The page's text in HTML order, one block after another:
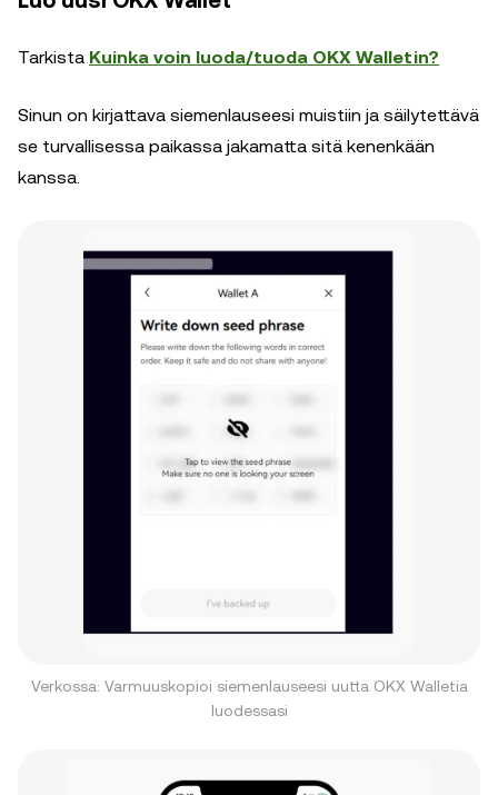
Tarkista Kuinka voin luoda/tuoda OKX Walletin?
Sinun on kirjattava siemenlauseesi muistiin ja säilytettävä
se turvallisessa paikassa jakamatta sitä kenenkään
kanssa.
Verkossa: Varmuuskopioi siemenlauseesi uutta OKX Walletia
luodessasi